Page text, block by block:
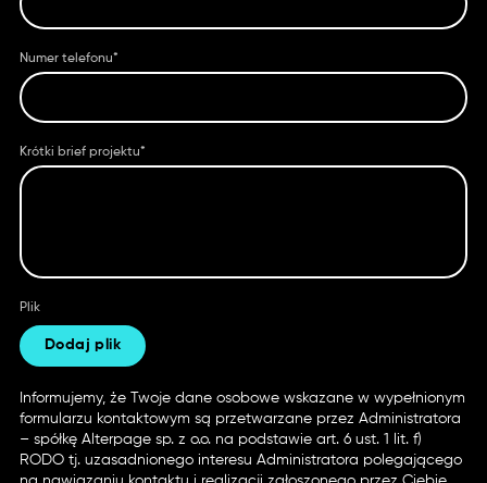
Numer telefonu*
Krótki brief projektu*
Plik
Dodaj plik
Informujemy, że Twoje dane osobowe wskazane w wypełnionym
formularzu kontaktowym są przetwarzane przez Administratora
– spółkę Alterpage sp. z o.o. na podstawie art. 6 ust. 1 lit. f)
RODO tj. uzasadnionego interesu Administratora polegającego